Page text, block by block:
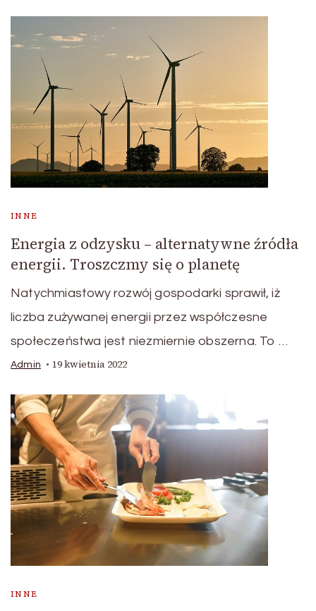
INNE
Energia z odzysku – alternatywne źródła
energii. Troszczmy się o planetę
Natychmiastowy rozwój gospodarki sprawił, iż
liczba zużywanej energii przez współczesne
społeczeństwa jest niezmiernie obszerna. To …
Admin 19 kwietnia 2022
INNE